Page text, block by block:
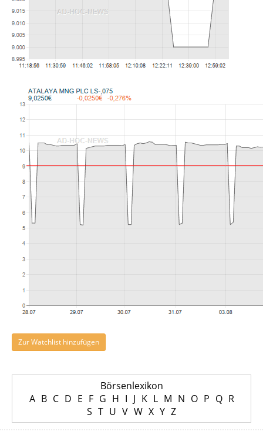
Zur Watchlist hinzufügen
Börsenlexikon
A B C D E F G H I J K L M N O P Q R
S T U V W X Y Z